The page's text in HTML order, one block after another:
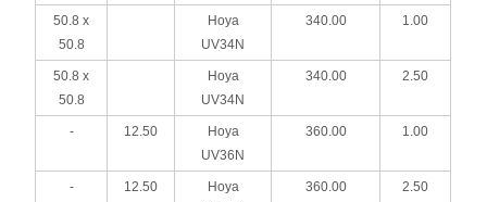
50.8 x
50.8
Hoya
UV34N
340.00 1.00
50.8 x
50.8
Hoya
UV34N
340.00 2.50
- 12.50
Hoya
UV36N
360.00 1.00
- 12.50
Hoya
360.00 2.50